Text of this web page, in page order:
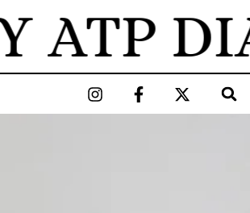
ATP